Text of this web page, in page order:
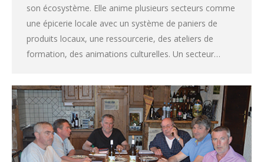
son écosystème. Elle anime plusieurs secteurs comme
une épicerie locale avec un système de paniers de
produits locaux, une ressourcerie, des ateliers de
formation, des animations culturelles. Un secteur…